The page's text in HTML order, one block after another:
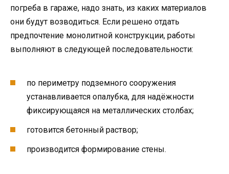
погреба в гараже, надо знать, из каких материалов
они будут возводиться. Если решено отдать
предпочтение монолитной конструкции, работы
выполняют в следующей последовательности:
по периметру подземного сооружения
устанавливается опалубка, для надёжности
фиксирующаяся на металлических столбах;
готовится бетонный раствор;
производится формирование стены.